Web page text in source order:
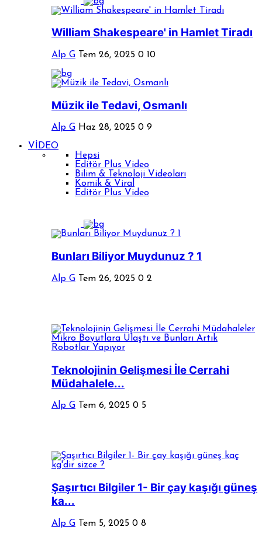
William Shakespeare' in Hamlet Tiradı
Alp G Tem 26, 2025 0 10
Müzik ile Tedavi, Osmanlı
Alp G Haz 28, 2025 0 9
VİDEO
Hepsi
Editör Plus Video
Bilim & Teknoloji Videoları
Komik & Viral
Editör Plus Video
Bunları Biliyor Muydunuz ? 1
Alp G Tem 26, 2025 0 2
Teknolojinin Gelişmesi İle Cerrahi
Müdahalele...
Alp G Tem 6, 2025 0 5
Şaşırtıcı Bilgiler 1- Bir çay kaşığı güneş
ka...
Alp G Tem 5, 2025 0 8